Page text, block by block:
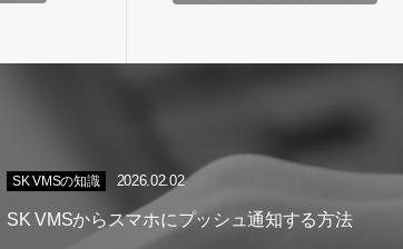
SK VMSの知識 2026.02.02
SK VMSからスマホにプッシュ通知する方法